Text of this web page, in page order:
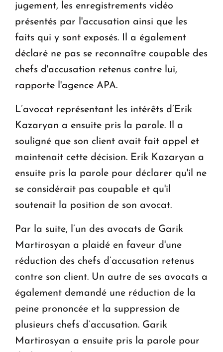
jugement, les enregistrements vidéo
présentés par l'accusation ainsi que les
faits qui y sont exposés. Il a également
déclaré ne pas se reconnaître coupable des
chefs d'accusation retenus contre lui,
rapporte l'agence APA.
L’avocat représentant les intérêts d’Erik
Kazaryan a ensuite pris la parole. Il a
souligné que son client avait fait appel et
maintenait cette décision. Erik Kazaryan a
ensuite pris la parole pour déclarer qu'il ne
se considérait pas coupable et qu'il
soutenait la position de son avocat.
Par la suite, l’un des avocats de Garik
Martirosyan a plaidé en faveur d'une
réduction des chefs d’accusation retenus
contre son client. Un autre de ses avocats a
également demandé une réduction de la
peine prononcée et la suppression de
plusieurs chefs d’accusation. Garik
Martirosyan a ensuite pris la parole pour